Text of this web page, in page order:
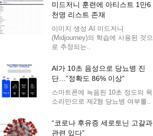
미드저니 훈련에 아티스트 1만6
천명 리스트 존재
이미지 생성 AI 미드저니
(Midjourney)의 학습에 사용된 것으
로 추정되는..
AI가 10초 음성으로 당뇨병 진
단…”정확도 86% 이상”
스마트폰에 녹음된 10초 정도의 목
소리만으로 제2형 당뇨병 여부를..
“코로나 후유증 세로토닌 고갈과
관련 있다”